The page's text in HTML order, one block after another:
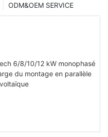
ODM&OEM SERVICE